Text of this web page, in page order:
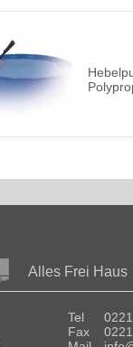
Alles Frei Haus
Tel
Fax